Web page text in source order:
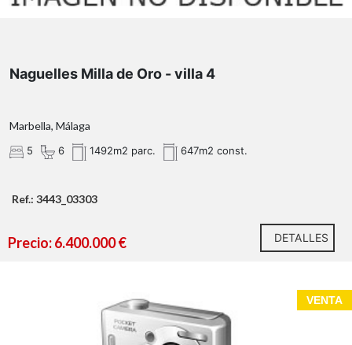
Naguelles Milla de Oro - villa 4
Marbella, Málaga
5 6 1492m2 parc. 647m2 const.
Ref.: 3443_03303
Precio: 6.400.000 € DETALLES
VENTA